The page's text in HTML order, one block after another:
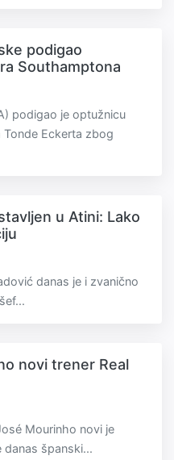
podigao
Southamptona
podigao je optužnicu
Eckerta zbog
u Atini: Lako
danas je i zvanično
novi trener Real
Mourinho novi je
danas španski...